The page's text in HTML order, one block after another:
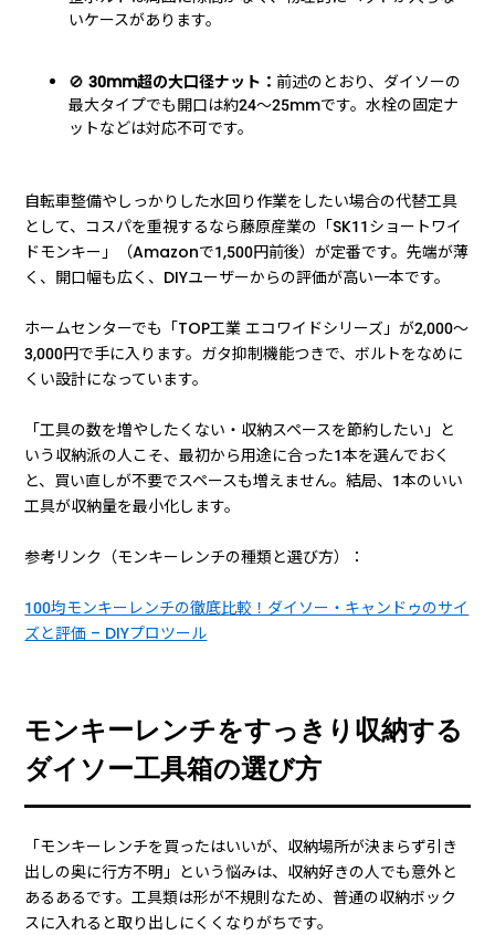
いケースがあります。
🚫30mm超の大口径ナット： 前述のとおり、ダイソーの
最大タイプでも開口は約24〜25mmです。水栓の固定ナ
ットなどは対応不可です。
自転車整備やしっかりした水回り作業をしたい場合の代替工具
として、コスパを重視するなら藤原産業の「SK11ショートワイ
ドモンキー」（Amazonで1,500円前後）が定番です。先端が薄
く、開口幅も広く、DIYユーザーからの評価が高い一本です。
ホームセンターでも「TOP工業 エコワイドシリーズ」が2,000〜
3,000円で手に入ります。ガタ抑制機能つきで、ボルトをなめに
くい設計になっています。
「工具の数を増やしたくない・収納スペースを節約したい」と
いう収納派の人こそ、最初から用途に合った1本を選んでおく
と、買い直しが不要でスペースも増えません。結局、1本のいい
工具が収納量を最小化します。
参考リンク（モンキーレンチの種類と選び方）：
100均モンキーレンチの徹底比較！ダイソー・キャンドゥのサイ
ズと評価 – DIYプロツール
モンキーレンチをすっきり収納する
ダイソー工具箱の選び方
「モンキーレンチを買ったはいいが、収納場所が決まらず引き
出しの奥に行方不明」という悩みは、収納好きの人でも意外と
あるあるです。工具類は形が不規則なため、普通の収納ボック
スに入れると取り出しにくくなりがちです。